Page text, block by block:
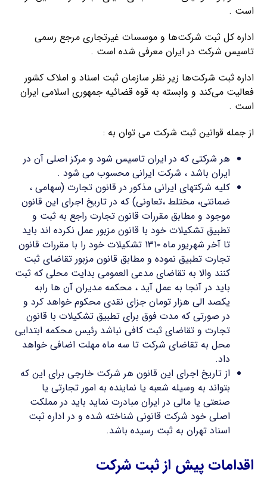
است .
اداره کل ثبت شرکت‌ها و موسسات غیرتجاری مرجع رسمی
تاسیس شرکت در ایران معرفی شده است .
اداره ثبت شرکت‌ها زیر نظر سازمان ثبت اسناد و املاک کشور
فعالیت می‌کند و وابسته به قوه قضائیه جمهوری اسلامی ایران
است .
از جمله قوانین ثبت شرکت می توان به :
هر شرکتی که در ایران تاسیس شود و مرکز اصلی آن در
ایران باشد ، شرکت ایرانی محسوب می شود .
کلیه شرکتهای ایرانی مذکور در قانون تجارت (سهامی ،
ضمانتی، مختلط ،تعاونی) که در تاریخ اجرای این قانون
موجود و مطابق مقررات قانون تجارت راجع به ثبت و
تطبیق تشکیلات خود با قانون مزبور عمل نکرده اند باید
تا آخر شهریور ماه ۱۳۱۰ تشکیلات خود را با مقررات قانون
تجارت تطبیق نموده و مطابق قانون مزبور تقاضای ثبت
کنند والا به تقاضای مدعی العمومی بدایت محلی که ثبت
باید در آنجا به عمل آید ، محکمه مدیران آن ها رابه
یکصد الی هزار تومان جزای نقدی محکوم خواهد کرد و
در صورتی که مدت فوق برای تطبیق تشکیلات با قانون
تجارت و تقاضای ثبت کافی نباشد رئیس محکمه ابتدایی
محل به تقاضای شرکت تا سه ماه مهلت اضافی خواهد
داد.
از تاریخ اجرای این قانون هر شرکت خارجی برای این که
بتواند به وسیله شعبه یا نماینده به امور تجارتی یا
صنعتی یا مالی در ایران مبادرت نماید باید در مملکت
اصلی خود شرکت قانونی شناخته شده و در اداره ثبت
اسناد تهران به ثبت رسیده باشد.
اقدامات پیش از ثبت شرکت